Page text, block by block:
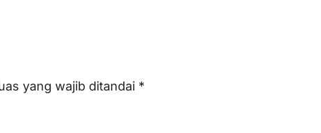
yang wajib ditandai *